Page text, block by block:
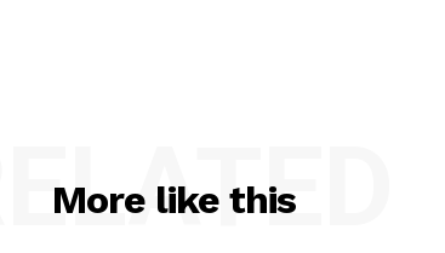
More like this
RELATED